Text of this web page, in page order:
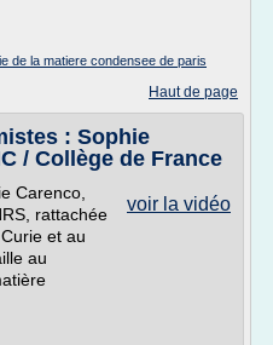
de la matiere condensee de paris
Haut de page
: Sophie
/ Collège de France
voir la vidéo
Carenco,
rattachée
et au
au